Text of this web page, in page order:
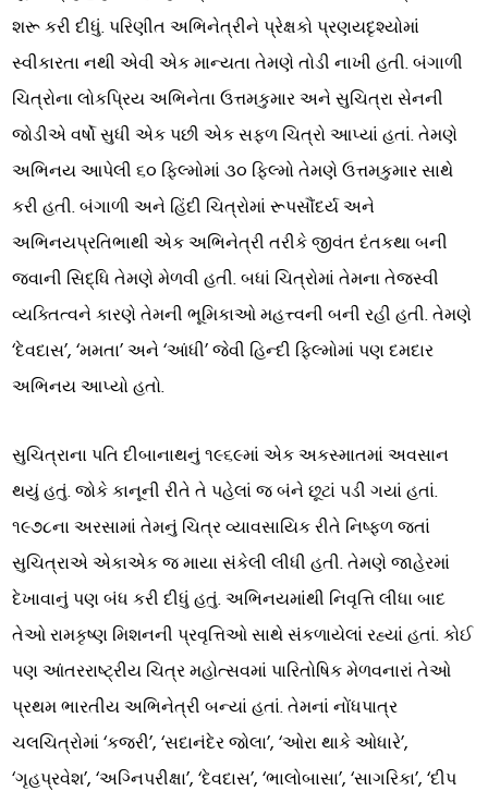
શરૂ કરી દીધું. પરિણીત અભિનેત્રીને પ્રેક્ષકો પ્રણયદૃશ્યોમાં
સ્વીકારતા નથી એવી એક માન્યતા તેમણે તોડી નાખી હતી. બંગાળી
ચિત્રોના લોકપ્રિય અભિનેતા ઉત્તમકુમાર અને સુચિત્રા સેનની
જોડીએ વર્ષો સુધી એક પછી એક સફળ ચિત્રો આપ્યાં હતાં. તેમણે
અભિનય આપેલી ૬૦ ફિલ્મોમાં ૩૦ ફિલ્મો તેમણે ઉત્તમકુમાર સાથે
કરી હતી. બંગાળી અને હિંદી ચિત્રોમાં રૂપસૌંદર્ય અને
અભિનયપ્રતિભાથી એક અભિનેત્રી તરીકે જીવંત દંતકથા બની
જવાની સિદ્ધિ તેમણે મેળવી હતી. બધાં ચિત્રોમાં તેમના તેજસ્વી
વ્યક્તિત્વને કારણે તેમની ભૂમિકાઓ મહત્ત્વની બની રહી હતી. તેમણે
‘દેવદાસ’, ‘મમતા’ અને ‘આંધી’ જેવી હિન્દી ફિલ્મોમાં પણ દમદાર
અભિનય આપ્યો હતો.
સુચિત્રાના પતિ દીબાનાથનું ૧૯૬૯માં એક અકસ્માતમાં અવસાન
થયું હતું. જોકે કાનૂની રીતે તે પહેલાં જ બંને છૂટાં પડી ગયાં હતાં.
૧૯૭૮ના અરસામાં તેમનું ચિત્ર વ્યાવસાયિક રીતે નિષ્ફળ જતાં
સુચિત્રાએ એકાએક જ માયા સંકેલી લીધી હતી. તેમણે જાહેરમાં
દેખાવાનું પણ બંધ કરી દીધું હતું. અભિનયમાંથી નિવૃત્તિ લીધા બાદ
તેઓ રામકૃષ્ણ મિશનની પ્રવૃત્તિઓ સાથે સંકળાયેલાં રહ્યાં હતાં. કોઈ
પણ આંતરરાષ્ટ્રીય ચિત્ર મહોત્સવમાં પારિતોષિક મેળવનારાં તેઓ
પ્રથમ ભારતીય અભિનેત્રી બન્યાં હતાં. તેમનાં નોંધપાત્ર
ચલચિત્રોમાં ‘કજરી’, ‘સદાનંદેર જોલા’, ‘ઓરા થાકે ઓધારે’,
‘ગૃહપ્રવેશ’, ‘અગ્નિપરીક્ષા’, ‘દેવદાસ’, ‘ભાલોબાસા’, ‘સાગરિકા’, ‘દીપ